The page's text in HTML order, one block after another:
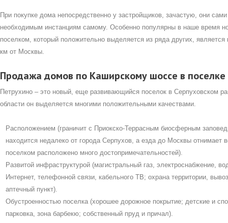
При покупке дома непосредственно у застройщиков, зачастую, они
необходимым инстанциям самому. Особенно популярны в наше время
поселком, который положительно выделяется из ряда других,
км от Москвы.
Продажа домов по Каширскому шоссе в
Петрухино – это новый, еще развивающийся поселок в Серпуховском
области он выделяется многими положительными качествами.
Расположением (граничит с Приокско-Террасным биосферным
находится недалеко от города Серпухов, а езда до Москвы отнимает
поселком расположено много достопримечательностей).
Развитой инфраструктурой (магистральный газ, электроснабжение,
Интернет, телефонной связи, кабельного ТВ; охрана территории,
аптечный пункт).
Обустроенностью поселка (хорошее дорожное покрытие; детские и
парковка, зона барбекю; собственный пруд и причал).